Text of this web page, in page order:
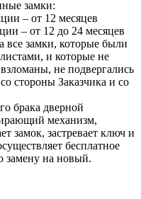
замки:
– от 12 месяцев
– от 12 до 24 месяцев
все замки, которые были
и которые не
не подвергались
стороны Заказчика и со
брака дверной
механизм,
замок, застревает ключ и
бесплатное
замену на новый.